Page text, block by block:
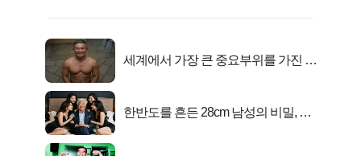
세계에서 가장 큰 중요부위를 가진 남
한반도를 흔든 28cm 남성의 비밀, 매